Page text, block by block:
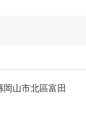
岡山市北區富田